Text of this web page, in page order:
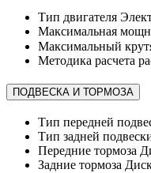
Тип двигателя
Максимальная
Максимальный
Методика расчета
ПОДВЕСКА И ТОРМОЗА
Тип передней
Тип задней
Передние тормоза
Задние тормоза